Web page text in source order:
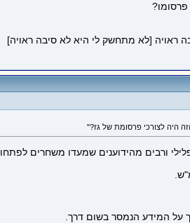
פרסומו?
ראויה [לא מתחשק לי היא לא סיבה ראויה]
ורבים מהידוענים שמעדו משחרים לפתחו.
על המידע הנמסר בשום דרך.